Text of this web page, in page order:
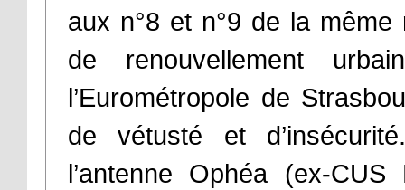
aux n°8 et n°9 de la
de renouvellement
l’Eurométropole de
de vétusté et
l’antenne Ophéa (ex-